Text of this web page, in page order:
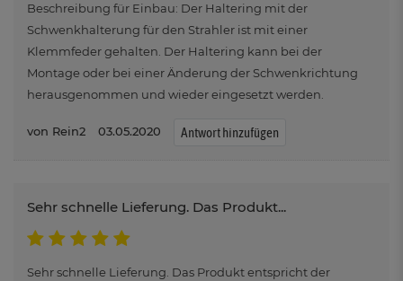
Beschreibung für Einbau: Der Haltering mit der
Schwenkhalterung für den Strahler ist mit einer
Klemmfeder gehalten. Der Haltering kann bei der
Montage oder bei einer Änderung der Schwenkrichtung
herausgenommen und wieder eingesetzt werden.
Rein2 03.05.2020 Antwort hinzufügen
Sehr schnelle Lieferung. Das Produkt...
Sehr schnelle Lieferung. Das Produkt entspricht der